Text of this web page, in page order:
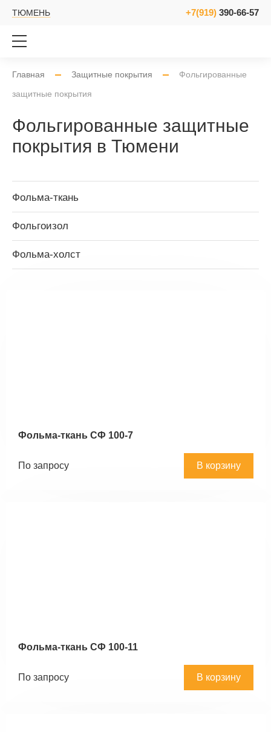
ТЮМЕНЬ +7(919) 390-66-57
Главная Защитные покрытия
Фольгированные
защитные покрытия
Фольгированные защитные
покрытия в Тюмени
Фольма-ткань
Фольгоизол
Фольма-холст
Фольма-ткань СФ 100-7
По запросу В корзину
Фольма-ткань СФ 100-11
По запросу В корзину